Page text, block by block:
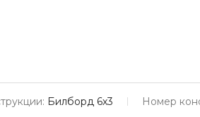
Билборд 6х3 Номер